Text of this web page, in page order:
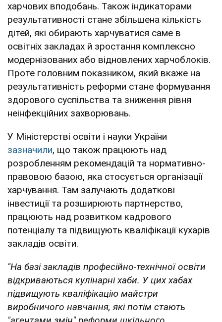
харчових вподобань. Також індикаторами
результативності стане збільшена кількість
дітей, які обирають харчуватися саме в
освітніх закладах й зростання комплексно
модернізованих або відновлених харчоблоків.
Проте головним показником, який вкаже на
результативність реформи стане формування
здорового суспільства та зниження рівня
неінфекційних захворювань.
У Міністерстві освіти і науки України
зазначили, що також працюють над
розробленням рекомендацій та нормативно-
правовою базою, яка стосується організації
харчування. Там залучають додаткові
інвестиції та розширюють партнерство,
працюють над розвитком кадрового
потенціалу та підвищують кваліфікації кухарів
закладів освіти.
"На базі закладів професійно-технічної освіти
відкриваються кулінарні хаби. У цих хабах
підвищують кваліфікацію майстри
виробничого навчання, які потім стають